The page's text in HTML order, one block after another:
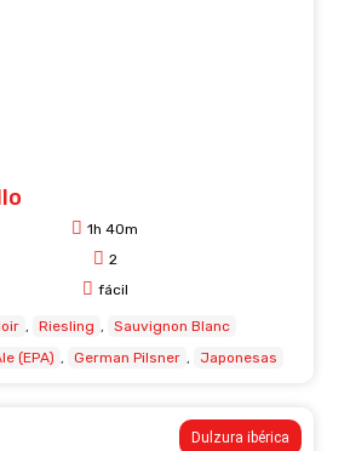
1h 40m
2
fácil
Riesling
Sauvignon Blanc
(EPA)
German Pilsner Japonesas
Dulzura ibérica